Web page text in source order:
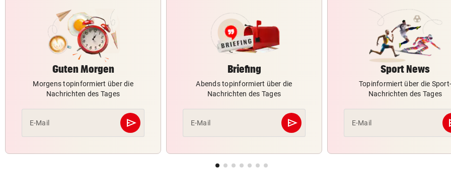
Guten Morgen
Morgens topinformiert über die
Nachrichten des Tages
E-Mail send
Abschicken
Briefing
Abends topinformiert über die
Nachrichten des Tages
E-Mail send
Abschicken
Sport News
Topinformiert über die Sport-
Nachrichten des Tages
E-Mail